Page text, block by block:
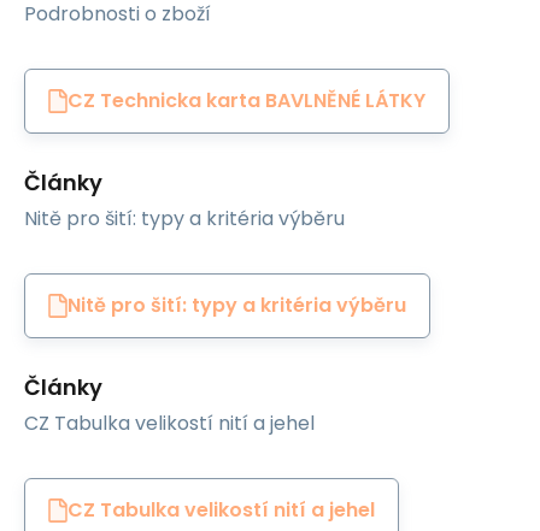
Podrobnosti o zboží
CZ Technicka karta BAVLNĚNÉ LÁTKY
Články
Nitě pro šití: typy a kritéria výběru
Nitě pro šití: typy a kritéria výběru
Články
CZ Tabulka velikostí nití a jehel
CZ Tabulka velikostí nití a jehel